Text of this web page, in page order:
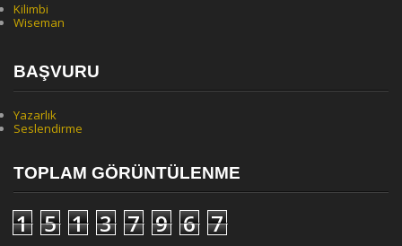
Kilimbi
Wiseman
BAŞVURU
Yazarlık
Seslendirme
TOPLAM GÖRÜNTÜLENME
1 5 1 3 7 9 6 7